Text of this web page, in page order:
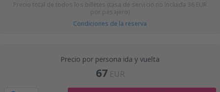
Precio total de todos los billetes (tasa de servicio no incluida 36 EUR
por pasajero)
Condiciones de la reserva
Precio por persona ida y vuelta
67 EUR